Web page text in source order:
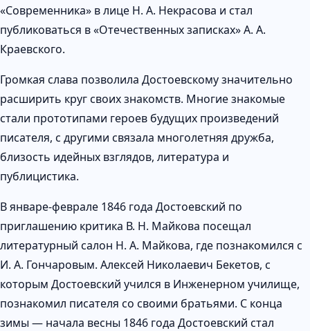
«Современника» в лице Н. А. Некрасова и стал
публиковаться в «Отечественных записках» А. А.
Краевского.
Громкая слава позволила Достоевскому значительно
расширить круг своих знакомств. Многие знакомые
стали прототипами героев будущих произведений
писателя, с другими связала многолетняя дружба,
близость идейных взглядов, литература и
публицистика.
В январе-феврале 1846 года Достоевский по
приглашению критика В. Н. Майкова посещал
литературный салон Н. А. Майкова, где познакомился с
И. А. Гончаровым. Алексей Николаевич Бекетов, с
которым Достоевский учился в Инженерном училище,
познакомил писателя со своими братьями. С конца
зимы — начала весны 1846 года Достоевский стал